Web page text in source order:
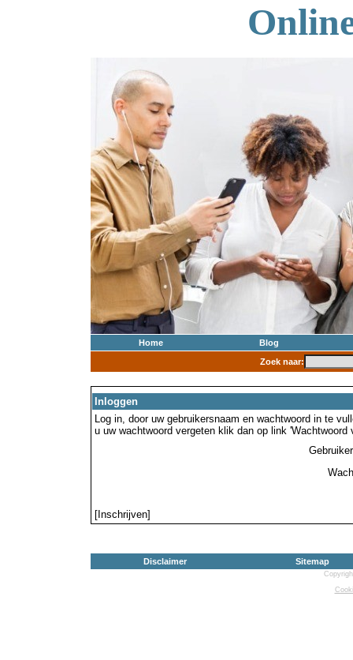
Home
Blog
Zoek naar:
Inloggen
Log in, door uw gebruikersnaam en wachtwoord in te
u uw wachtwoord vergeten klik dan op link 'Wachtwoord
[Inschrijven]
Disclaimer Sitemap